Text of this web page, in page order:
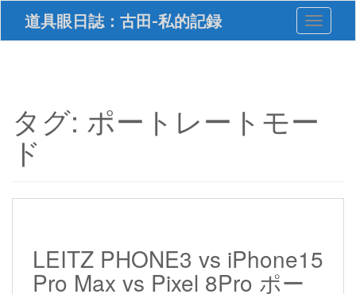
i
道具眼日誌：古田-私的記録 Toggle
タグ: ポートレートモー
ド
LEITZ PHONE3 vs iPhone15
Pro Max vs Pixel 8Pro ポー